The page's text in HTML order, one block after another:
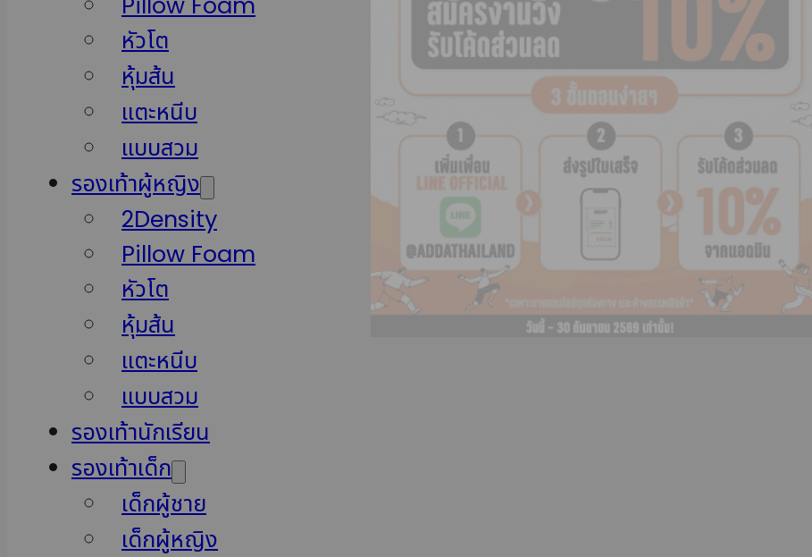
หัวโต
หุ้มส้น
แตะหนีบ
แบบสวม
รองเท้าผู้หญิง
2Density
Pillow Foam
หัวโต
หุ้มส้น
แตะหนีบ
แบบสวม
รองเท้านักเรียน
รองเท้าเด็ก
เด็กผู้ชาย
เด็กผู้หญิง